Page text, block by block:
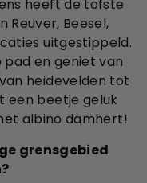
heeft de tofste
Reuver, Beesel,
uitgestippeld.
en geniet van
heidevelden tot
een beetje geluk
albino damhert!
grensgebied